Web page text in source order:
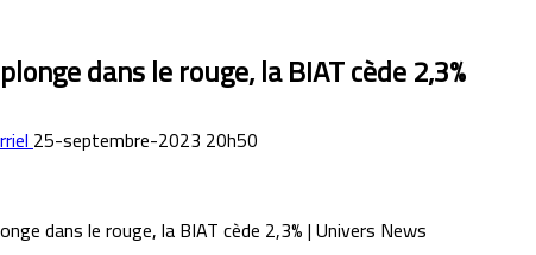
dans le rouge, la BIAT cède 2,3%
25-septembre-2023 20h50